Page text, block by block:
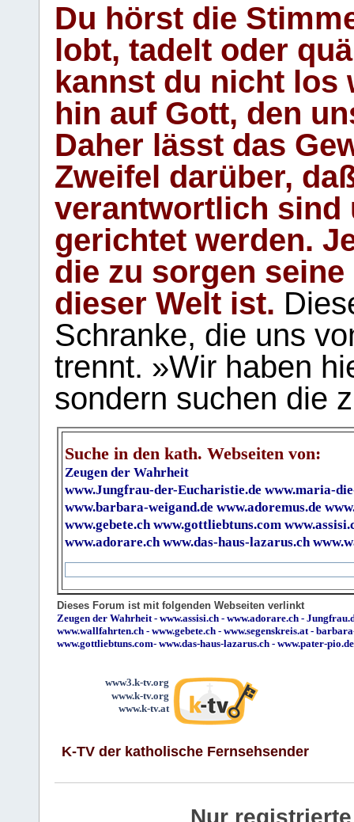
Du hörst die
lobt, tadelt oder
kannst du nicht los
hin auf Gott, den
Daher lässt das
Zweifel darüber,
verantwortlich sind
gerichtet werden.
die zu sorgen
dieser Welt ist.
Schranke, die uns
trennt. »Wir haben
sondern suchen die
Suche in den kath. Webseiten von:
Zeugen der Wahrheit
www.Jungfrau-der-Eucharistie.de www.maria-
www.barbara-weigand.de www.adoremus.de
www.gebete.ch www.gottliebtuns.com
www.adorare.ch www.das-haus-lazarus.ch
Dieses Forum ist mit folgenden Webseiten verlinkt
Zeugen der Wahrheit- www.assisi.ch - www.adorare.ch -
www.wallfahrten.ch - www.gebete.ch - www.segenskreis.at-
www.gottliebtuns.com- www.das-haus-lazarus.ch - www.pater-pio.de
www3.k-tv.org
www.k-tv.org
www.k-tv.at
K-TV der katholische Fernsehsender
Nur